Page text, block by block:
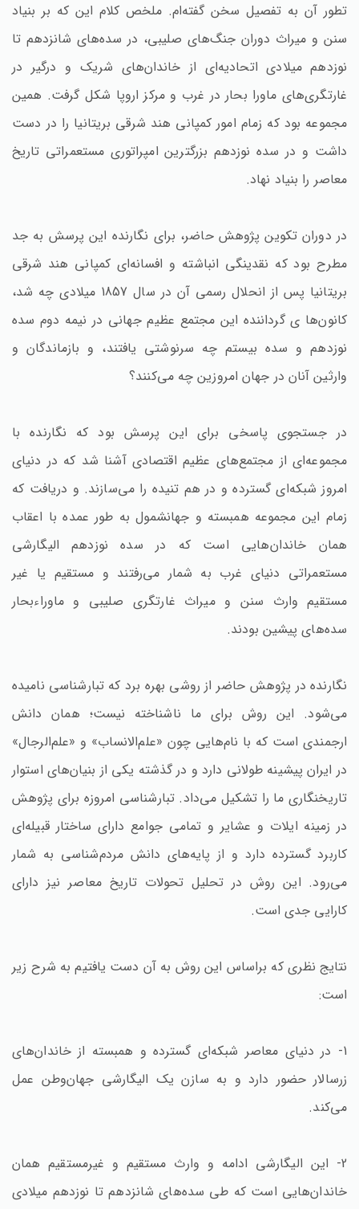
تطور آن به تفصیل سخن گفته‌ام. ملخص کلام این که بر بنیاد
سنن و میراث دوران جنگ‌های صلیبی، در سده‌های شانزدهم تا
نوزدهم میلادی اتحادیه‌ای از خاندان‌های شریک و درگیر در
غارتگری‌های ماورا بحار در غرب و مرکز اروپا شکل گرفت. همین
مجموعه بود که زمام امور کمپانی هند شرقی بریتانیا را در دست
داشت و در سده نوزدهم بزرگترین امپراتوری مستعمراتی تاریخ
معاصر را بنیاد نهاد.
در دوران تکوین پژوهش حاضر، برای نگارنده این پرسش به جد
مطرح بود که نقدینگی انباشته و افسانه‌ای کمپانی هند شرقی
بریتانیا پس از انحلال رسمی آن در سال 1857 میلادی چه شد،
کانون‌ها ی گرداننده این مجتمع عظیم جهانی در نیمه دوم سده
نوزدهم و سده بیستم چه سرنوشتی یافتند، و بازماندگان و
وارثین آنان در جهان امروزین چه می‌کنند؟
در جستجوی پاسخی برای این پرسش بود که نگارنده با
مجموعه‌ای از مجتمع‌های عظیم اقتصادی آشنا شد که در دنیای
امروز شبکه‌ای گسترده و در هم تنیده را می‌سازند. و دریافت که
زمام این مجموعه همبسته و جهانشمول به طور عمده با اعقاب
همان خاندان‌هایی است که در سده نوزدهم الیگارشی
مستعمراتی دنیای غرب به شمار می‌رفتند و مستقیم یا غیر
مستقیم وارث سنن و میراث غارتگری صلیبی و ماوراءبحار
سده‌های پیشین بودند.
نگارنده در پژوهش حاضر از روشی بهره برد که تبارشناسی نامیده
می‌شود. این روش برای ما ناشناخته نیست؛ همان دانش
ارجمندی است که با نام‌هایی چون «علم‌الانساب» و «علم‌الرجال»
در ایران پیشینه طولانی دارد و در گذشته یکی از بنیان‌های استوار
تاریخنگاری ما را تشکیل می‌داد. تبارشناسی امروزه برای پژوهش
در زمینه ایلات و عشایر و تمامی جوامع دارای ساختار قبیله‌ای
کاربرد گسترده دارد و از پایه‌های دانش مردم‌شناسی به شمار
می‌رود. این روش در تحلیل تحولات تاریخ معاصر نیز دارای
کارایی جدی است.
نتایج نظری که براساس این روش به آن دست یافتیم به شرح زیر
است:
1- در دنیای معاصر شبکه‌ای گسترده و همبسته از خاندان‌های
زرسالار حضور دارد و به سازن یک الیگارشی جهان‌وطن عمل
می‌کند.
2- این الیگارشی ادامه و وارث مستقیم و غیرمستقیم همان
خاندان‌هایی است که طی سده‌های شانزدهم تا نوزدهم میلادی